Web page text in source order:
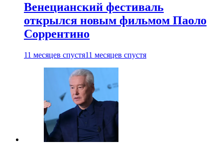
Венецианский фестиваль
открылся новым фильмом Паоло
Соррентино
11 месяцев спустя11 месяцев спустя